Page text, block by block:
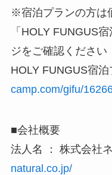
※宿泊プランの方は
「HOLY FUNGUS
ジをご確認ください
HOLY FUNGUS宿泊
camp.com/gifu/
■会社概要
法人名 ： 株式会社
natural.co.jp/